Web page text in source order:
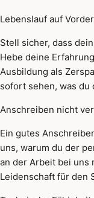
Lebenslauf auf
Stell sicher, dass
Hebe deine
Ausbildung als
sofort sehen, was du
Anschreiben nicht
Ein gutes
uns, warum du der
an der Arbeit bei uns
Leidenschaft für den